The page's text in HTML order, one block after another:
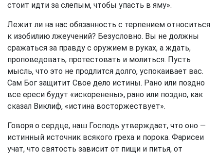
стоит идти за слепым, чтобы упасть в яму».
Лежит ли на нас обязанность с терпением относиться
к изобилию лжеучений? Безусловно. Вы не должны
сражаться за правду с оружием в руках, а ждать,
проповедовать, протестовать и молиться. Пусть
мысль, что это не продлится долго, успокаивает вас.
Сам Бог защитит Свое дело истины. Рано или поздно
все ереси будут «искоренены», рано или поздно, как
сказал Виклиф, «истина восторжествует».
Говоря о сердце, наш Господь утверждает, что оно —
истинный источник всякого греха и порока. Фарисеи
учат, что святость зависит от пищи и питья, от